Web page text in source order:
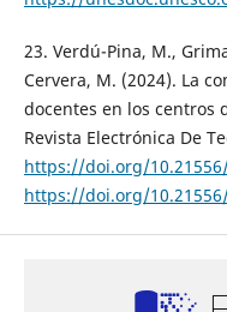
23. Verdú-Pina, M.,
Cervera, M. (2024). La
docentes en los centros
Revista Electrónica De
https://doi.org/
https://doi.org/